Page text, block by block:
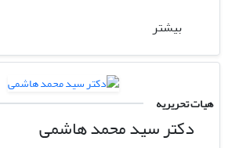
بیشتر
هیات تحریریه
دکتر سید محمد هاشمی